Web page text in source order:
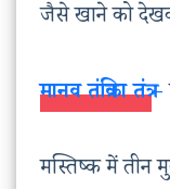
जैसे खाने को
मानव तंत्रिका तंत्र–
मस्तिष्क में तीन